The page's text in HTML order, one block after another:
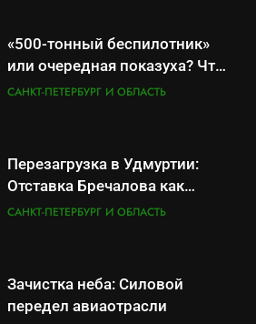
«500-тонный беспилотник»
или очередная показуха? Что
скрывает российский ВМФ
САНКТ-ПЕТЕРБУРГ И ОБЛАСТЬ
Перезагрузка в Удмуртии:
Отставка Бречалова как
результат управленческих
САНКТ-ПЕТЕРБУРГ И ОБЛАСТЬ
Зачистка неба: Силовой
передел авиаотрасли